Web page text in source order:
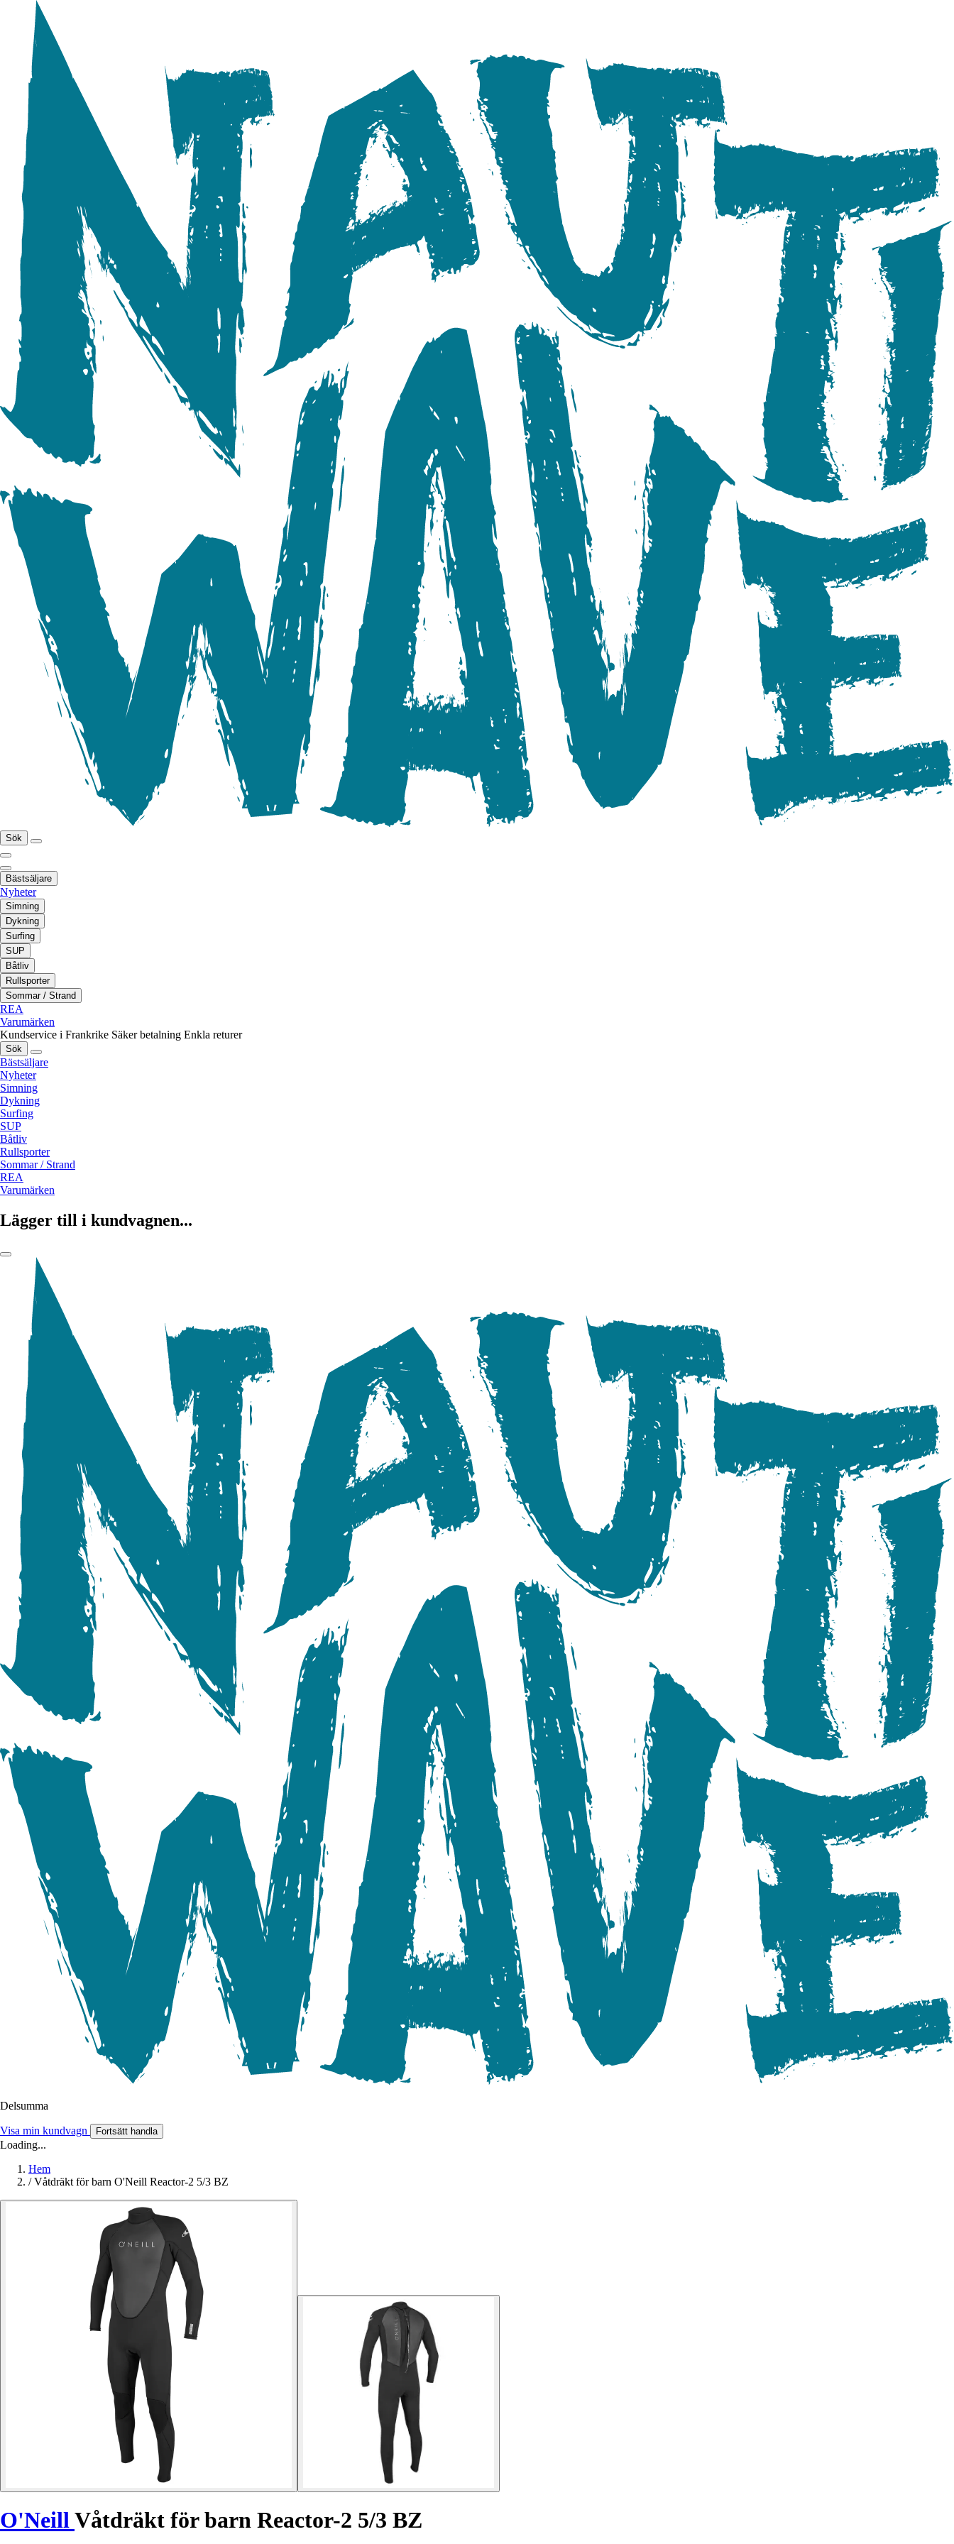
Sök
Bästsäljare
Nyheter
Simning
Dykning
Surfing
SUP
Båtliv
Rullsporter
Sommar / Strand
REA
Varumärken
Kundservice i Frankrike Säker betalning Enkla returer
Sök
Bästsäljare
Nyheter
Simning
Dykning
Surfing
SUP
Båtliv
Rullsporter
Sommar / Strand
REA
Varumärken
Lägger till i kundvagnen...
Delsumma
Visa min kundvagn Fortsätt handla
Loading...
Hem
/ Våtdräkt för barn O'Neill Reactor-2 5/3 BZ
O'NeillVåtdräkt för barn Reactor-2 5/3 BZ